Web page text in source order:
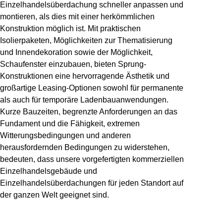
Einzelhandelsüberdachung schneller anpassen und
montieren, als dies mit einer herkömmlichen
Konstruktion möglich ist. Mit praktischen
Isolierpaketen, Möglichkeiten zur Thematisierung
und Innendekoration sowie der Möglichkeit,
Schaufenster einzubauen, bieten Sprung-
Konstruktionen eine hervorragende Ästhetik und
großartige Leasing-Optionen sowohl für permanente
als auch für temporäre Ladenbauanwendungen.
Kurze Bauzeiten, begrenzte Anforderungen an das
Fundament und die Fähigkeit, extremen
Witterungsbedingungen und anderen
herausfordernden Bedingungen zu widerstehen,
bedeuten, dass unsere vorgefertigten kommerziellen
Einzelhandelsgebäude und
Einzelhandelsüberdachungen für jeden Standort auf
der ganzen Welt geeignet sind.